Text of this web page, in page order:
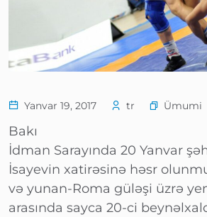
Yanvar 19, 2017 tr Ümumi
Bakı
İdman Sarayında 20 Yanvar
İsayevin xatirəsinə həsr
və yunan-Roma güləşi üzrə
arasında sayca 20-ci